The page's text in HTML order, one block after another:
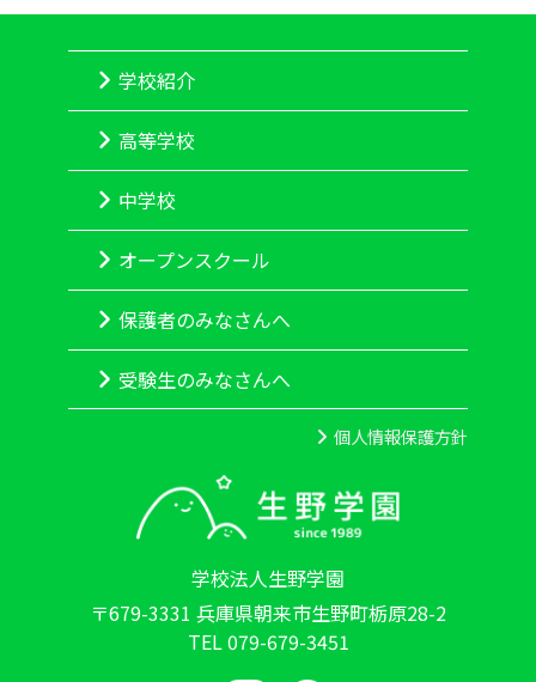
いたようです。「やけ野」というのは、
草原の維持のために毎年野焼きをしてい
たからだと、栃原の方から聞きました。
（シモ）に分かれていて、上（カミ）の
集落は現生野高原カントリークラブの下
の方にあった放牧地に、下（シモ）の集
落の数十軒の家は、ここ生野学園の建っ
ている場所で牛の放牧をしていたようで
す。子どもたちは毎朝学校へ行く前にそ
れぞれの牛を連れてこの山腹へ登り、牛
を放し、学校が終わるとまた牛を連れて
家に帰っていたようです。この緑の傾斜
が、元気に何かしゃべりながら、楽しそ
うに集っていたんだと思います。そんな
子どもたちのいる景色が、ボクの中では
毎日見ている景色と重なるのです。<br>
ませんが、ギターケースをかついだり、
学校紹介
高等学校
中学校
オープンスクール
保護者のみなさんへ
受験生のみなさんへ
個人情報保護方針
学校法人生野学園
〒679-3331 兵庫県朝来市生野町栃原28-2
TEL 079-679-3451